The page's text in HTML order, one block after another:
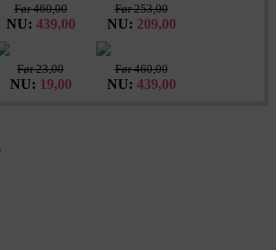
Før 460,00
NU: 439,00
Før 253,00
NU: 209,00
Før 23,00
NU: 19,00
Før 460,00
NU: 439,00